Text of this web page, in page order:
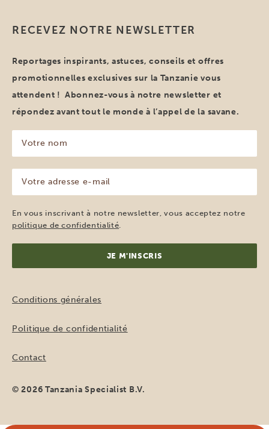
RECEVEZ NOTRE NEWSLETTER
Reportages inspirants, astuces, conseils et offres
promotionnelles exclusives sur la Tanzanie vous
attendent ! Abonnez-vous à notre newsletter et
répondez avant tout le monde à l’appel de la savane.
nom
(Nécessaire)
adresse
e-
mail
(Nécessaire)
En vous inscrivant à notre newsletter, vous acceptez notre
politique de confidentialité
Conditions générales
Politique de confidentialité
Contact
© 2026 Tanzania Specialist B.V.